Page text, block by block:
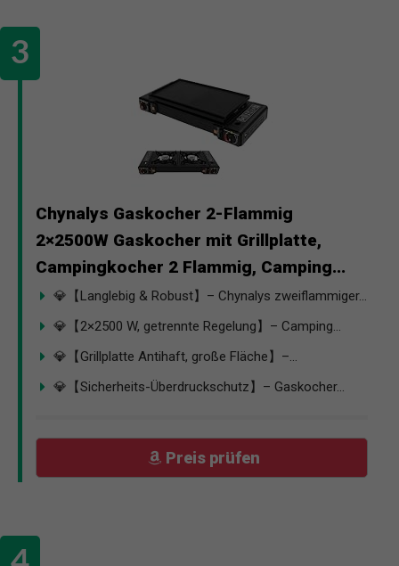
Chynalys Gaskocher 2-Flammig
2×2500W Gaskocher mit Grillplatte,
Campingkocher 2 Flammig, Camping...
💎【Langlebig & Robust】– Chynalys zweiflammiger...
💎【2×2500 W, getrennte Regelung】– Camping...
💎【Grillplatte Antihaft, große Fläche】–...
💎【Sicherheits-Überdruckschutz】– Gaskocher...
Preis prüfen